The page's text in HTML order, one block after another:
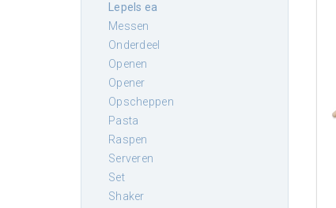
lepels ea
messen
onderdeel
openen
opener
opscheppen
pasta
raspen
serveren
set
shaker